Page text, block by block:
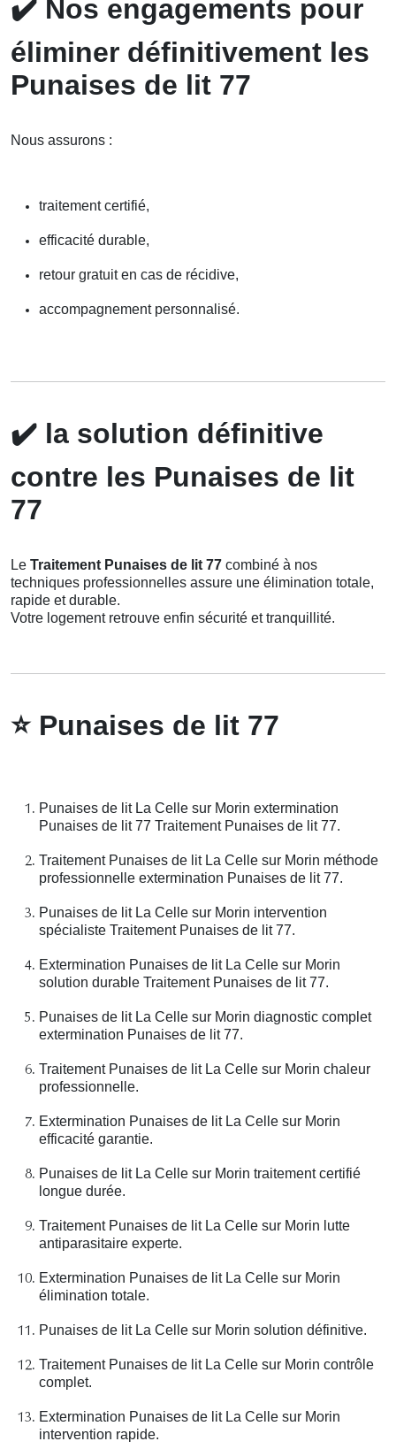
✔️ Nos engagements pour
éliminer définitivement les
Punaises de lit 77
Nous assurons :
traitement certifié,
efficacité durable,
retour gratuit en cas de récidive,
accompagnement personnalisé.
✔️ la solution définitive
contre les Punaises de lit
77
Le Traitement Punaises de lit 77 combiné à nos
techniques professionnelles assure une élimination totale,
rapide et durable.
Votre logement retrouve enfin sécurité et tranquillité.
⭐Punaises de lit 77
Punaises de lit La Celle sur Morin extermination
Punaises de lit 77 Traitement Punaises de lit 77.
Traitement Punaises de lit La Celle sur Morin méthode
professionnelle extermination Punaises de lit 77.
Punaises de lit La Celle sur Morin intervention
spécialiste Traitement Punaises de lit 77.
Extermination Punaises de lit La Celle sur Morin
solution durable Traitement Punaises de lit 77.
Punaises de lit La Celle sur Morin diagnostic complet
extermination Punaises de lit 77.
Traitement Punaises de lit La Celle sur Morin chaleur
professionnelle.
Extermination Punaises de lit La Celle sur Morin
efficacité garantie.
Punaises de lit La Celle sur Morin traitement certifié
longue durée.
Traitement Punaises de lit La Celle sur Morin lutte
antiparasitaire experte.
Extermination Punaises de lit La Celle sur Morin
élimination totale.
Punaises de lit La Celle sur Morin solution définitive.
Traitement Punaises de lit La Celle sur Morin contrôle
complet.
Extermination Punaises de lit La Celle sur Morin
intervention rapide.